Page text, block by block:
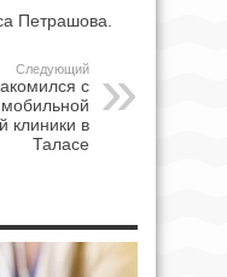
Петрашова.
Следующий
с
клиники в
Таласе